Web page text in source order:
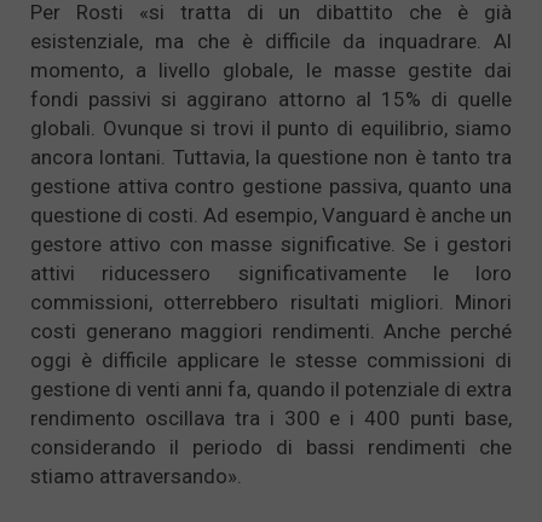
Per Rosti «si tratta di un dibattito che è già
esistenziale, ma che è difficile da inquadrare. Al
momento, a livello globale, le masse gestite dai
fondi passivi si aggirano attorno al 15% di quelle
globali. Ovunque si trovi il punto di equilibrio, siamo
ancora lontani. Tuttavia, la questione non è tanto tra
gestione attiva contro gestione passiva, quanto una
questione di costi. Ad esempio, Vanguard è anche un
gestore attivo con masse significative. Se i gestori
attivi riducessero significativamente le loro
commissioni, otterrebbero risultati migliori. Minori
costi generano maggiori rendimenti. Anche perché
oggi è difficile applicare le stesse commissioni di
gestione di venti anni fa, quando il potenziale di extra
rendimento oscillava tra i 300 e i 400 punti base,
considerando il periodo di bassi rendimenti che
stiamo attraversando».